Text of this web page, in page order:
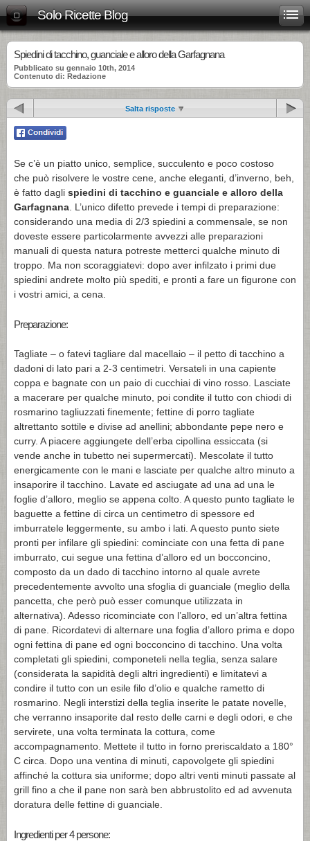
Solo Ricette Blog
Spiedini di tacchino, guanciale e alloro della Garfagnana
Pubblicato su gennaio 10th, 2014
Contenuto di: Redazione
Salta risposte
Se c’è un piatto unico, semplice, succulento e poco costoso
che può risolvere le vostre cene, anche eleganti, d’inverno, beh,
è fatto dagli spiedini di tacchino e guanciale e alloro della
Garfagnana . L’unico difetto prevede i tempi di preparazione:
considerando una media di 2/3 spiedini a commensale, se non
doveste essere particolarmente avvezzi alle preparazioni
manuali di questa natura potreste metterci qualche minuto di
troppo. Ma non scoraggiatevi: dopo aver infilzato i primi due
spiedini andrete molto più spediti, e pronti a fare un figurone con
i vostri amici, a cena.
Preparazione:
Tagliate – o fatevi tagliare dal macellaio – il petto di tacchino a
dadoni di lato pari a 2-3 centimetri. Versateli in una capiente
coppa e bagnate con un paio di cucchiai di vino rosso. Lasciate
a macerare per qualche minuto, poi condite il tutto con chiodi di
rosmarino tagliuzzati finemente; fettine di porro tagliate
altrettanto sottile e divise ad anellini; abbondante pepe nero e
curry. A piacere aggiungete dell’erba cipollina essiccata (si
vende anche in tubetto nei supermercati). Mescolate il tutto
energicamente con le mani e lasciate per qualche altro minuto a
insaporire il tacchino. Lavate ed asciugate ad una ad una le
foglie d’alloro, meglio se appena colto. A questo punto tagliate le
baguette a fettine di circa un centimetro di spessore ed
imburratele leggermente, su ambo i lati. A questo punto siete
pronti per infilare gli spiedini: cominciate con una fetta di pane
imburrato, cui segue una fettina d’alloro ed un bocconcino,
composto da un dado di tacchino intorno al quale avrete
precedentemente avvolto una sfoglia di guanciale (meglio della
pancetta, che però può esser comunque utilizzata in
alternativa). Adesso ricominciate con l’alloro, ed un’altra fettina
di pane. Ricordatevi di alternare una foglia d’alloro prima e dopo
ogni fettina di pane ed ogni bocconcino di tacchino. Una volta
completati gli spiedini, componeteli nella teglia, senza salare
(considerata la sapidità degli altri ingredienti) e limitatevi a
condire il tutto con un esile filo d’olio e qualche rametto di
rosmarino. Negli interstizi della teglia inserite le patate novelle,
che verranno insaporite dal resto delle carni e degli odori, e che
servirete, una volta terminata la cottura, come
accompagnamento. Mettete il tutto in forno preriscaldato a 180°
C circa. Dopo una ventina di minuti, capovolgete gli spiedini
affinché la cottura sia uniforme; dopo altri venti minuti passate al
grill fino a che il pane non sarà ben abbrustolito ed ad avvenuta
doratura delle fettine di guanciale.
Ingredienti per 4 persone: